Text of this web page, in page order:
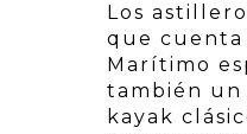
Los
que cuenta
Marítimo
también un
kayak